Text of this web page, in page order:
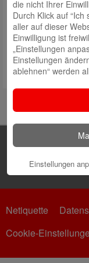
Netiquette
Cookie-
die nicht Ihrer
Durch Klick auf “Ich
aller auf dieser
Einwilligung ist
„Einstellungen
Einstellungen
ablehnen“ werden
Einstellungen